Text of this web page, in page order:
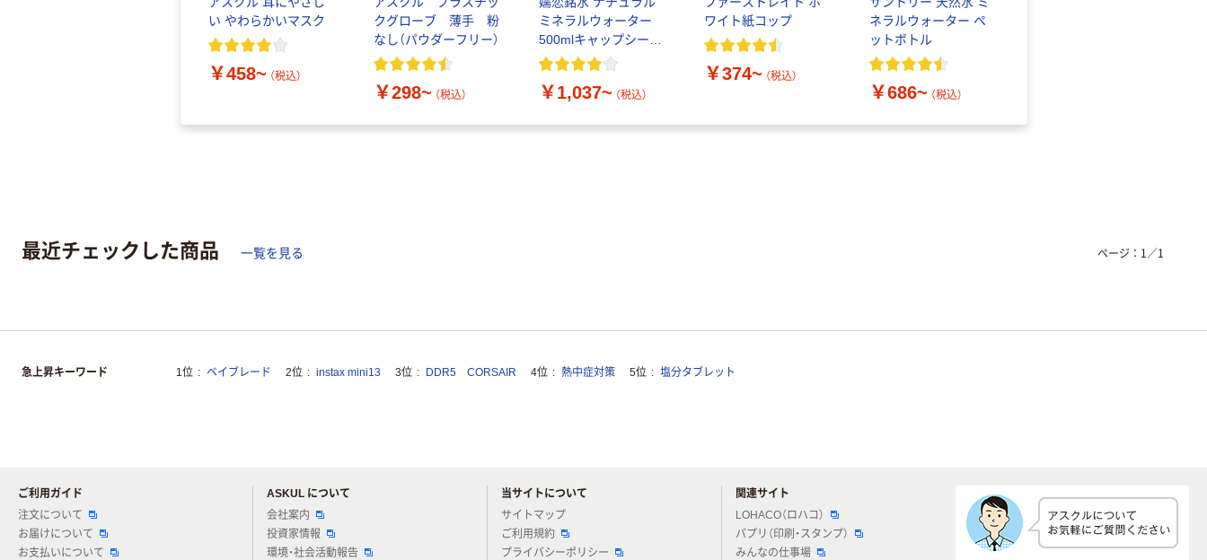
い やわらかいマスク
￥458~ （税込）
クグローブ 薄手 粉
なし（パウダーフリー）
￥298~ （税込）
ミネラルウォーター
500mlキャップシール
付き／2Lラベルレス
￥1,037~ （税込）
ワイト紙コップ
￥374~ （税込）
ネラルウォーター ペ
ットボトル
￥686~ （税込）
最近チェックした商品 一覧を見る ページ： 1 ／1
急上昇キーワード 1位 ベイブレード 2位 instax mini13 3位 DDR5 CORSAIR 4位 熱中症対策 5位 塩分タブレット
ご利用ガイド
注文について
お届けについて
お支払いについて
ASKUL について
会社案内
投資家情報
環境・社会活動報告
当サイトについて
サイトマップ
ご利用規約
プライバシーポリシー
関連サイト
LOHACO（ロハコ）
パプリ（印刷・スタンプ）
みんなの仕事場